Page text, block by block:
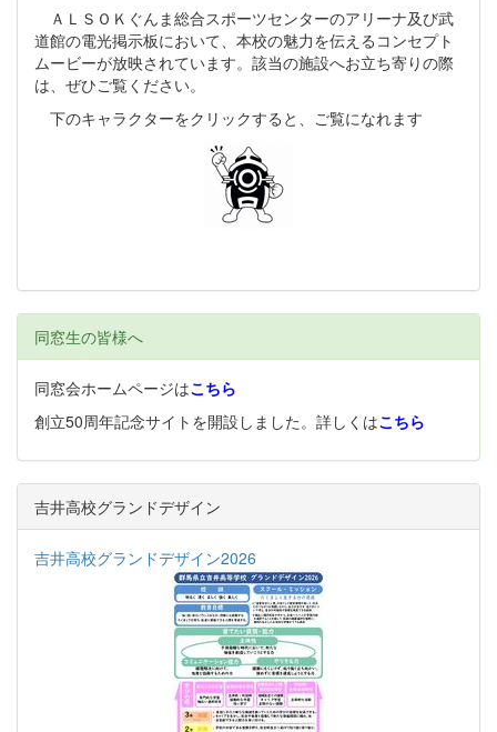
ＡＬＳＯＫぐんま総合スポーツセンターのアリーナ及び武
道館の電光掲示板において、本校の魅力を伝えるコンセプト
ムービーが放映されています。該当の施設へお立ち寄りの際
は、ぜひご覧ください。
下のキャラクターをクリックすると、ご覧になれます
同窓生の皆様へ
同窓会ホームページはこちら
創立50周年記念サイトを開設しました。詳しくはこちら
吉井高校グランドデザイン
吉井高校グランドデザイン2026